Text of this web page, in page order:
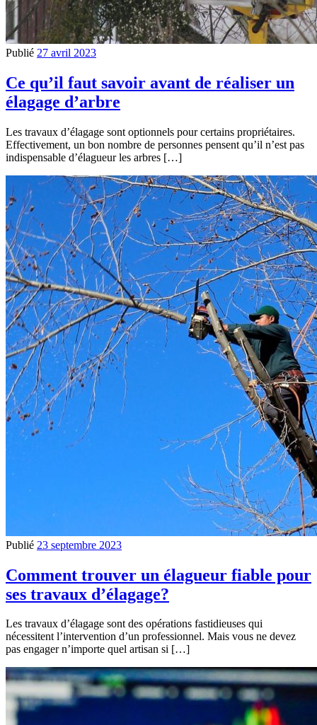
Publié 27 avril 2023
Ce qu’il faut savoir avant de réaliser un
élagage d’arbre
Les travaux d’élagage sont optionnels pour certains propriétaires.
Effectivement, un bon nombre de personnes pensent qu’il n’est pas
indispensable d’élagueur les arbres […]
Publié 23 septembre 2023
Comment trouver un élagueur fiable pour
ses travaux d’élagage?
Les travaux d’élagage sont des opérations fastidieuses qui
nécessitent l’intervention d’un professionnel. Mais vous ne devez
pas engager n’importe quel artisan si […]